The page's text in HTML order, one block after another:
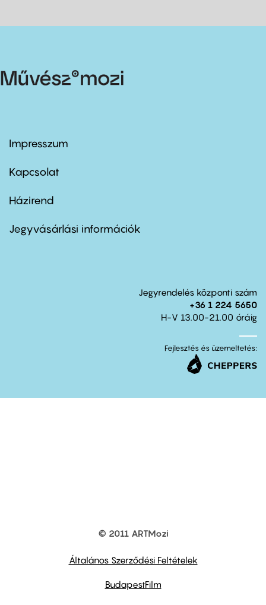
Footer
first
Impresszum
Kapcsolat
Footer
second
Házirend
Jegyvásárlási információk
Jegyrendelés központi szám
+36 1 224 5650
H-V 13.00-21.00 óráig
Fejlesztés és üzemeltetés:
© 2011 ARTMozi
Általános Szerződési Feltételek
BudapestFilm